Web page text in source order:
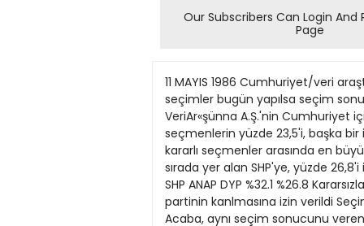
Cumhuriyet Alışveriş
Cumhuriyet Ankara
Cumhuriyet Büyük
Taaruz
Cumhuriyet
Cumartesi
Cumhuriyet Çevre
2016
2015
2013
2012
2011
2010
2009
Our Subscribers Can Login And
Page
11 MAYIS 1986 Cumhuriyet/veri araştırma a.ş. BUGUN YAPILSA? SEÇEVf ANKETI Sonucu Kararsızlar Belirleyecek Araşürma Serrisi Genel seçimler bugün yapılsa seçim sonucunu, hangi partiye oy vereceği konusunda kararsız olan seçmenlerin oylan belirleyecek. VeriAr«şünna A.Ş.'nin Cumhuriyet için Türkiye çapında, 2427 nisan tarihleri arasında uyguladığı seçim anketinin sonuçlanna göre, seçmenlerin yüzde 23,5'i, başka bir ifadeyle yaklaşık olarak her dört secmenden biri kararsız. Hangi partiye oy verecegi konusunda kararlı seçmenler arasında en büyük oy oranına sahip olan partiler ŞHP ve ANAP. Bugün seçim yapüsa seçmenlerin yüzde 32,1'i birinci sırada yer alan SHP'ye, yüzde 26,8'i ikinci durumdaki ANAP'a oy vermeyi düşünüyor. 1 tmm «MP DYP 45.1 233 im 41.4 32.2 CUMHURİYET/7' SHP ANAP DYP %32.1 %26.8 Kararsızlar %23.5 %10.8 DSP RP %0.6 MÇP %04 Seçim anketi nasıl yapildı? 6 Kasım 1983 genel seçimlerine üç partinin kanlmasına izin verildi Seçim, 83 seçim çevresinde yapıldu ANAP % 45,14, HP V* 30,46 ve MDP de % 23J7 onmında oy aldu Acaba, aynı seçim sonucunu veren dar bir alan var mıydı? Artı/eksi % 10 sapma ile seçim sonucunu veren seçim çevreleri araştınldv Altı seçim çevresinin bu özelliği taşıdığı görüldü. Bu seçim çevreleri; Adana 2. seçim çevresi, Bilecik, Çorum, Denizli, Manisa 2. seçim çevresi, Sakarya seçim çevreleridir. 6 Kasım 1983 seçimleri yalnızca bu altı seçim çevresinde yapümış olsa idi; ANAP % 45,85, HP % 30O0 ve MDP % 23M oramnda oy alacaku. Seçim anketinin üçe merkezlerinde gerçekleştirilmesi pianlandığı için, ikinci aşama irdeleme üçe merkezleri çerçevesinde yapıldu BİLECİK, ÇORUM ve MANÎSA 2. seçim çevresi ilçe merkezlerinin çoğu ile ADANA 2. Seçim Çevresi ilçelennin Onemli kısmının bir araya getirilmesi, toplam % 1 sapma ile genel seçim sonuçlanm veriyordu. Tablo: 3 6 Kasım 1983 genel seçimleri, 25 Mart 1984 yerel seçimleri ve 2427 Hlsan 1986 seçim yoklamasında partilerin oy oranlan. (•£) * 24n m$m I M • 35,0 42,0 14,1 3J • Kararsız seçmenlerin oylannın aynen kararlı seçmenlerin oylan gibi dağılacağı varsayımından hareketle, seçmenlerin sağ ve sol partiler arasında bolünüşü irdelendiğinde, şöyle bir dağılım ortaya pkmakta: Solda SHP ve DSP birlikte oylann yüzde 45,3'ünü alıyor. ANAP ve DYP'nin oylanna (feshedilmiş) MDP'nin, RP ve MÇP'nin oylan eklendiğinde, sağ partiler oylann yüzde 53,8'ini topluyor. Seçmenler arasında sağ oylar belirgin bir şekilde agır basıyor. Söz konusu varsayım geçerli kabul edilirse, 6 Kasım 1983 seçimlerinden bugüne hayatta kalan tek parti ANAP'ın oy oramnda sürekli